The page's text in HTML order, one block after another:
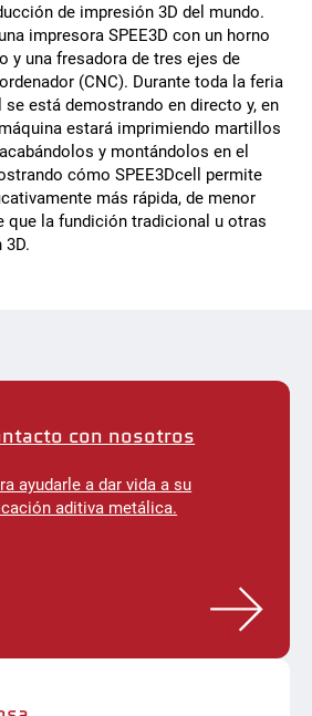
de impresión 3D del mundo.
impresora SPEE3D con un horno
y una fresadora de tres ejes de
(CNC). Durante toda la feria
se está demostrando en directo y, en
estará imprimiendo martillos
y montándolos en el
cómo SPEE3Dcell permite
más rápida, de menor
que la fundición tradicional u otras
con nosotros
ayudarle a dar vida a su
aditiva metálica.